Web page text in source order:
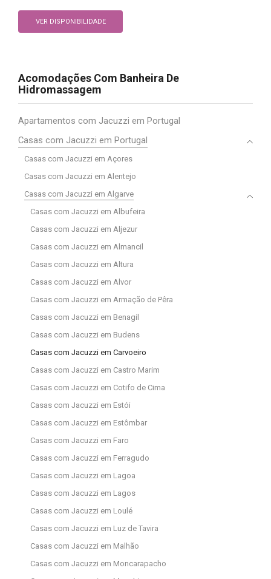
VER DISPONIBILIDADE
Acomodações Com Banheira De
Hidromassagem
Apartamentos com Jacuzzi em Portugal
Casas com Jacuzzi em Portugal
Casas com Jacuzzi em Açores
Casas com Jacuzzi em Alentejo
Casas com Jacuzzi em Algarve
Casas com Jacuzzi em Albufeira
Casas com Jacuzzi em Aljezur
Casas com Jacuzzi em Almancil
Casas com Jacuzzi em Altura
Casas com Jacuzzi em Alvor
Casas com Jacuzzi em Armação de Pêra
Casas com Jacuzzi em Benagil
Casas com Jacuzzi em Budens
Casas com Jacuzzi em Carvoeiro
Casas com Jacuzzi em Castro Marim
Casas com Jacuzzi em Cotifo de Cima
Casas com Jacuzzi em Estói
Casas com Jacuzzi em Estômbar
Casas com Jacuzzi em Faro
Casas com Jacuzzi em Ferragudo
Casas com Jacuzzi em Lagoa
Casas com Jacuzzi em Lagos
Casas com Jacuzzi em Loulé
Casas com Jacuzzi em Luz de Tavira
Casas com Jacuzzi em Malhão
Casas com Jacuzzi em Moncarapacho